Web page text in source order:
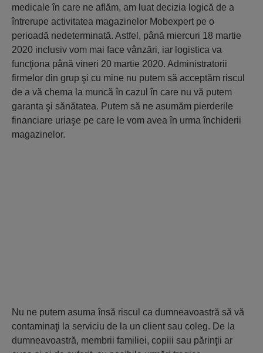
medicale în care ne aflăm, am luat decizia logică de a
întrerupe activitatea magazinelor Mobexpert pe o
perioadă nedeterminată. Astfel, până miercuri 18 martie
2020 inclusiv vom mai face vânzări, iar logistica va
funcţiona până vineri 20 martie 2020. Administratorii
firmelor din grup şi cu mine nu putem să acceptăm riscul
de a vă chema la muncă în cazul în care nu vă putem
garanta şi sănătatea. Putem să ne asumăm pierderile
financiare uriaşe pe care le vom avea în urma închiderii
magazinelor.
Nu ne putem asuma însă riscul ca dumneavoastră să vă
contaminaţi la serviciu de la un client sau coleg. De la
dumneavoastră, membrii familiei, copiii sau părinţii ar